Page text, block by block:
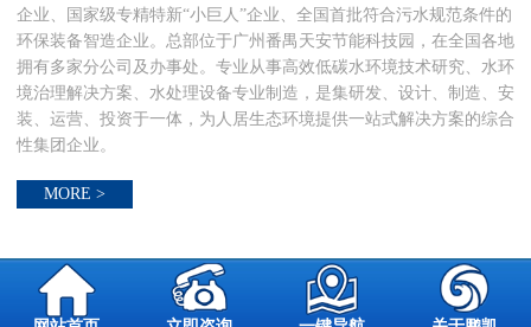
企业、国家级专精特新“小巨人”企业、全国首批符合污水规范条件的
环保装备智造企业。总部位于广州番禺天安节能科技园，在全国各地
拥有多家分公司及办事处。专业从事高效低碳水环境技术研究、水环
境治理解决方案、水处理设备专业制造，是集研发、设计、制造、安
装、运营、投资于一体，为人居生态环境提供一站式解决方案的综合
性集团企业。
MORE >